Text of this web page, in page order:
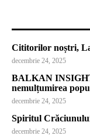
Cititorilor noștri,
decembrie 24, 2025
BALKAN
nemulțumirea
decembrie 24, 2025
Spiritul
decembrie 24, 2025